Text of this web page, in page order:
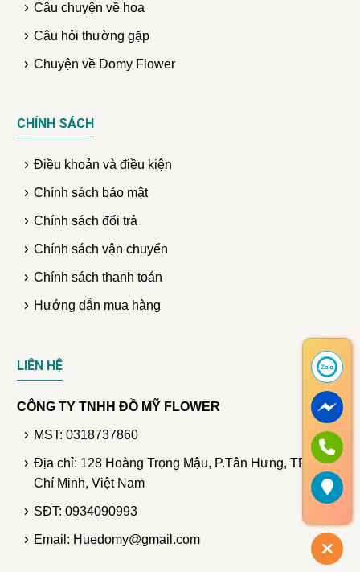
Câu chuyện về hoa
Câu hỏi thường gặp
Chuyện về Domy Flower
CHÍNH SÁCH
Điều khoản và điều kiện
Chính sách bảo mật
Chính sách đổi trả
Chính sách vận chuyển
Chính sách thanh toán
Hướng dẫn mua hàng
LIÊN HỆ
CÔNG TY TNHH ĐỒ MỸ FLOWER
MST: 0318737860
Địa chỉ: 128 Hoàng Trọng Mậu, P.Tân Hưng, TP. Hồ
Chí Minh, Việt Nam
SĐT: 0934090993
Email: Huedomy@gmail.com